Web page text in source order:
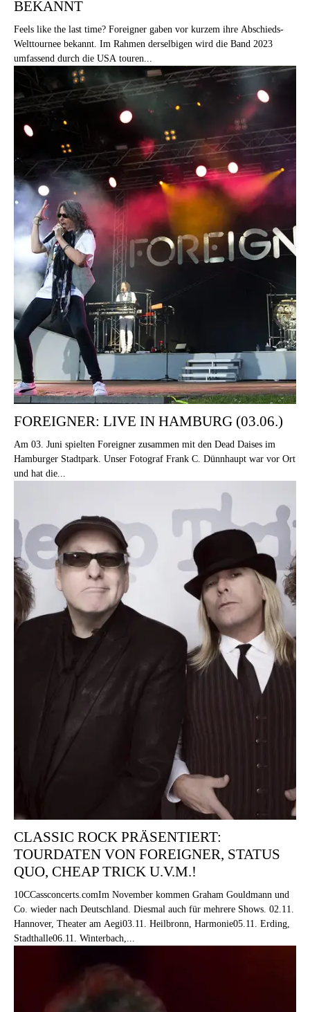
BEKANNT
Feels like the last time? Foreigner gaben vor kurzem ihre Abschieds-
Welttournee bekannt. Im Rahmen derselbigen wird die Band 2023
umfassend durch die USA touren...
FOREIGNER: LIVE IN HAMBURG (03.06.)
Am 03. Juni spielten Foreigner zusammen mit den Dead Daises im
Hamburger Stadtpark. Unser Fotograf Frank C. Dünnhaupt war vor Ort
und hat die...
CLASSIC ROCK PRÄSENTIERT:
TOURDATEN VON FOREIGNER, STATUS
QUO, CHEAP TRICK U.V.M.!
10CCassconcerts.comIm November kommen Graham Gouldmann und
Co. wieder nach Deutschland. Diesmal auch für mehrere Shows. 02.11.
Hannover, Theater am Aegi03.11. Heilbronn, Harmonie05.11. Erding,
Stadthalle06.11. Winterbach,...